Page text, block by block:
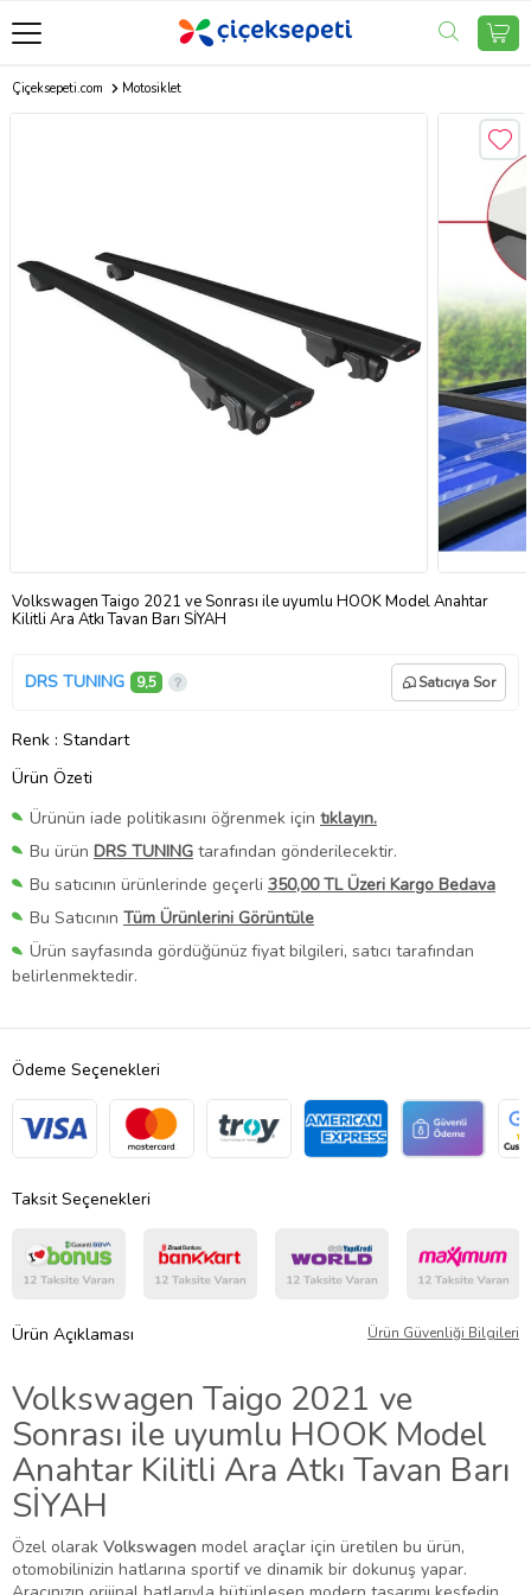
Çiçeksepeti.com Motosiklet
Volkswagen Taigo 2021 ve Sonrası ile uyumlu HOOK Model Anahtar
Kilitli Ara Atkı Tavan Barı SİYAH
DRS TUNING 9,5 Satıcıya Sor
Renk : Standart
Ürün Özeti
Ürünün iade politikasını öğrenmek için tıklayın.
Bu ürün DRS TUNING tarafından gönderilecektir.
Bu satıcının ürünlerinde geçerli 350,00 TL Üzeri Kargo Bedava
Bu Satıcının Tüm Ürünlerini Görüntüle
Ürün sayfasında gördüğünüz fiyat bilgileri, satıcı tarafından
belirlenmektedir.
Ödeme Seçenekleri
Taksit Seçenekleri
Ürün Açıklaması Ürün Güvenliği Bilgileri
Volkswagen Taigo 2021 ve
Sonrası ile uyumlu HOOK Model
Anahtar Kilitli Ara Atkı Tavan Barı
SİYAH
Özel olarak Volkswagen model araçlar için üretilen bu ürün,
otomobilinizin hatlarına sportif ve dinamik bir dokunuş yapar.